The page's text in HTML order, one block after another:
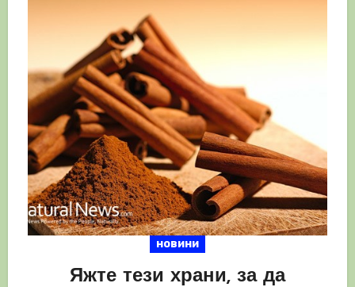
новини
Яжте тези храни, за да